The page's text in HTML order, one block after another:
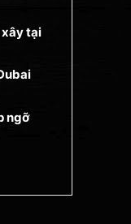
tại
ngỡ